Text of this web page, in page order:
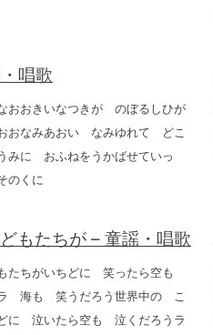
唱歌
おおきいなつきが のぼるしひが
おなみあおい なみゆれて どこ
みに おふねをうかばせていっ
のくに
もたちが – 童謡・唱歌
たちがいちどに 笑ったら空も
海も 笑うだろう世界中の こ
に 泣いたら空も 泣くだろうラ